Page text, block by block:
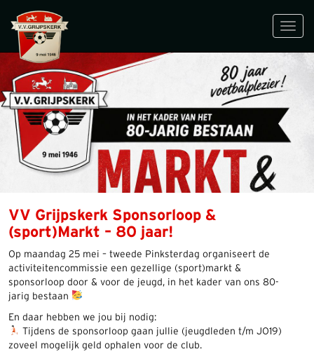
VV Grijpskerk Sponsorloop &
(sport)Markt – 80 jaar!
Op maandag 25 mei – tweede Pinksterdag organiseert de
activiteitencommissie een gezellige (sport)markt &
sponsorloop door & voor de jeugd, in het kader van ons 80-
jarig bestaan
En daar hebben we jou bij nodig:
Tijdens de sponsorloop gaan jullie (jeugdleden t/m JO19)
zoveel mogelijk geld ophalen voor de club.